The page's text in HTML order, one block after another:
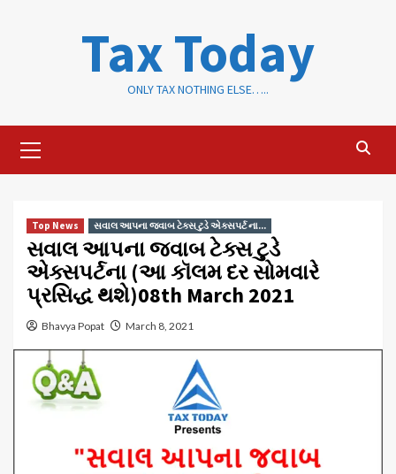
Tax Today
ONLY TAX NOTHING ELSE…..
Menu
Top News સવાલ આપના જવાબ ટેક્સ ટુડે એક્સપર્ટ ના...
સવાલ આપના જવાબ ટેક્સ ટુડે
એક્સપર્ટના (આ કૉલમ દર સોમવારે
પ્રસિદ્ધ થશે)08th March 2021
Bhavya Popat March 8, 2021